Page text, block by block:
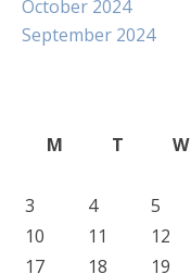
October 2024
September 2024
M
T W
3
4 5
10
11 12
17
18 19